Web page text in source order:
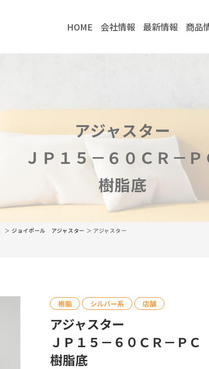
HOME 会社情報 最新情報 商品
アジャスター
ＪＰ１５－６０ＣＲ－Ｐ
樹脂底
当社の強み
取り扱いメーカー
コラム
川喜金物公式
川喜金物ガチ壁くん
YouTube
TikTok
＞ ジョイポール アジャスター ＞ アジャスター
樹脂 シルバー系 店舗
アジャスター
ＪＰ１５－６０ＣＲ－ＰＣ
樹脂底